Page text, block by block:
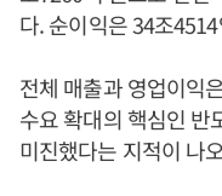
다. 순이익은 34조
전체 매출과 영업이익
수요 확대의 핵심인 반
미진했다는 지적이 나